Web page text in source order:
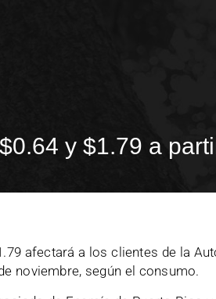
y $1.79 a
afectará a los clientes de la
noviembre, según el consumo.